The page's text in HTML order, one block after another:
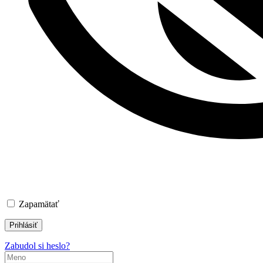
Zapamätať
Zabudol si heslo?